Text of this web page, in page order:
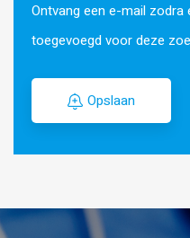
Ontvang een e-mail
toegevoegd voor deze
Opslaan